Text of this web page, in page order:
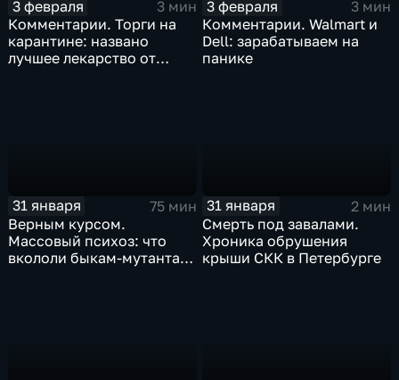
3 февраля
3 мин
Комментарии. Торги на
карантине: названо
лучшее лекарство от
3 февраля
3 мин
Комментарии. Walmart и
Dell: зарабатываем на
панике
31 января
75 мин
Верным курсом.
Массовый психоз: что
вкололи быкам-мутантам,
31 января
2 мин
Смерть под завалами.
Хроника обрушения
крыши СКК в Петербурге